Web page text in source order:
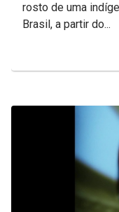
rosto de uma
Brasil, a partir do...